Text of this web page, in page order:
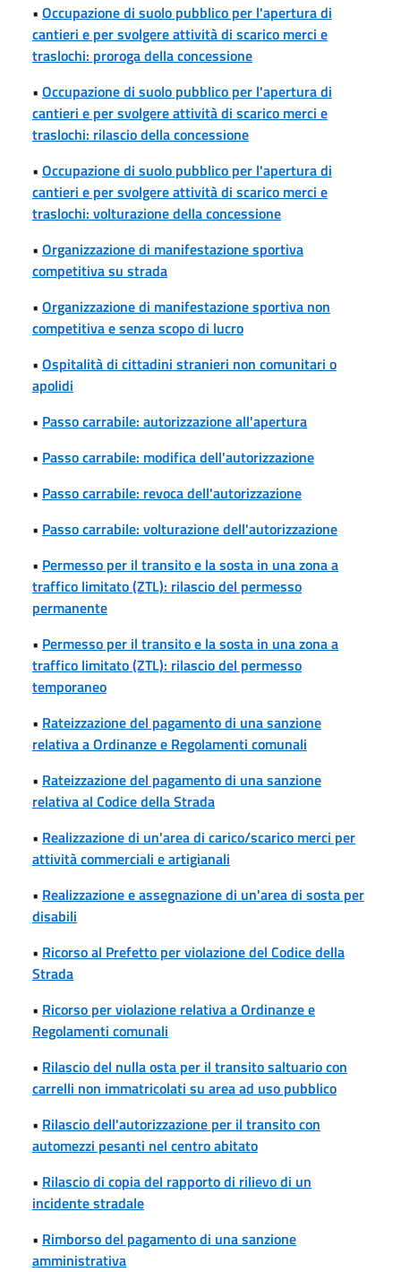
• Occupazione di suolo pubblico per l'apertura di
cantieri e per svolgere attività di scarico merci e
traslochi: proroga della concessione
• Occupazione di suolo pubblico per l'apertura di
cantieri e per svolgere attività di scarico merci e
traslochi: rilascio della concessione
• Occupazione di suolo pubblico per l'apertura di
cantieri e per svolgere attività di scarico merci e
traslochi: volturazione della concessione
• Organizzazione di manifestazione sportiva
competitiva su strada
• Organizzazione di manifestazione sportiva non
competitiva e senza scopo di lucro
• Ospitalità di cittadini stranieri non comunitari o
apolidi
• Passo carrabile: autorizzazione all'apertura
• Passo carrabile: modifica dell'autorizzazione
• Passo carrabile: revoca dell'autorizzazione
• Passo carrabile: volturazione dell'autorizzazione
• Permesso per il transito e la sosta in una zona a
traffico limitato (ZTL): rilascio del permesso
permanente
• Permesso per il transito e la sosta in una zona a
traffico limitato (ZTL): rilascio del permesso
temporaneo
• Rateizzazione del pagamento di una sanzione
relativa a Ordinanze e Regolamenti comunali
• Rateizzazione del pagamento di una sanzione
relativa al Codice della Strada
• Realizzazione di un'area di carico/scarico merci per
attività commerciali e artigianali
• Realizzazione e assegnazione di un'area di sosta per
disabili
• Ricorso al Prefetto per violazione del Codice della
Strada
• Ricorso per violazione relativa a Ordinanze e
Regolamenti comunali
• Rilascio del nulla osta per il transito saltuario con
carrelli non immatricolati su area ad uso pubblico
• Rilascio dell'autorizzazione per il transito con
automezzi pesanti nel centro abitato
• Rilascio di copia del rapporto di rilievo di un
incidente stradale
• Rimborso del pagamento di una sanzione
amministrativa